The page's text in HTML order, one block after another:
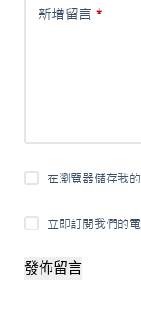
新增留言 *
在瀏覽器儲存我
立即訂閱我們的電
發佈留言